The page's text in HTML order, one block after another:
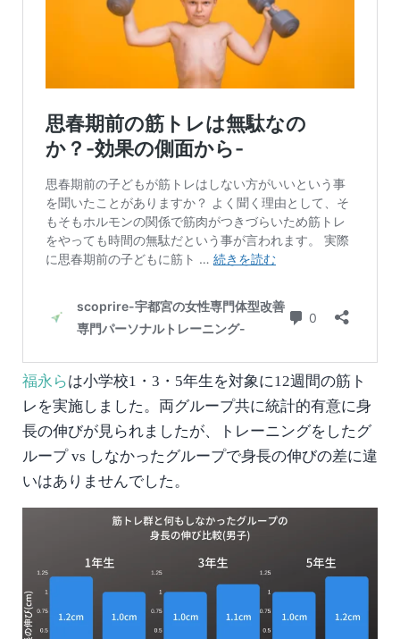
福永らは小学校1・3・5年生を対象に12週間の筋ト
レを実施しました。両グループ共に統計的有意に身
長の伸びが見られましたが、トレーニングをしたグ
ループ vs しなかったグループで身長の伸びの差に違
いはありませんでした。